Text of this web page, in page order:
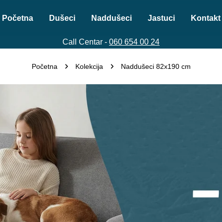
Početna Dušeci Naddušeci Jastuci Kontakt
Call Centar - 060 654 00 24
Početna Kolekcija Naddušeci 82x190 cm